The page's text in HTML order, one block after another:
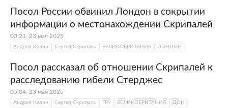
Посол России обвинил Лондон в сокрытии
информации о местонахождении Скрипалей
03:21, 23 мая 2025
Андрей Келин Сергей Скрипаль ВЕЛИКОБРИТАНИЯ ЛОНДОН
Посол рассказал об отношении Скрипалей к
расследованию гибели Стерджес
05:04, 23 мая 2025
Андрей Келин Сергей Скрипаль ГРУ ВЕЛИКОБРИТАНИЯ ДОН